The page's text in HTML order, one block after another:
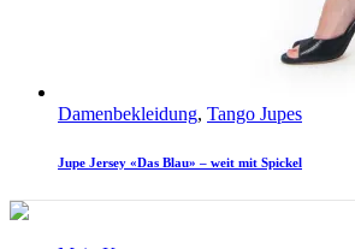
Damenbekleidung, Tango Jupes
Jupe Jersey «Das Blau» – weit mit Spickel